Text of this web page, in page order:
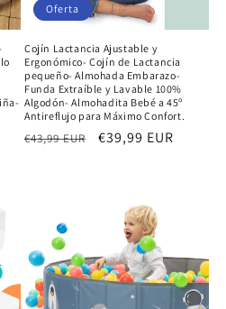
Oferta
Cojín Lactancia Ajustable y
Ergonómico- Cojín de Lactancia
pequeño- Almohada Embarazo-
Funda Extraíble y Lavable 100%
Algodón- Almohadita Bebé a 45º
Antireflujo para Máximo Confort.
Precio
€43,99 EUR
Precio
€39,99 EUR